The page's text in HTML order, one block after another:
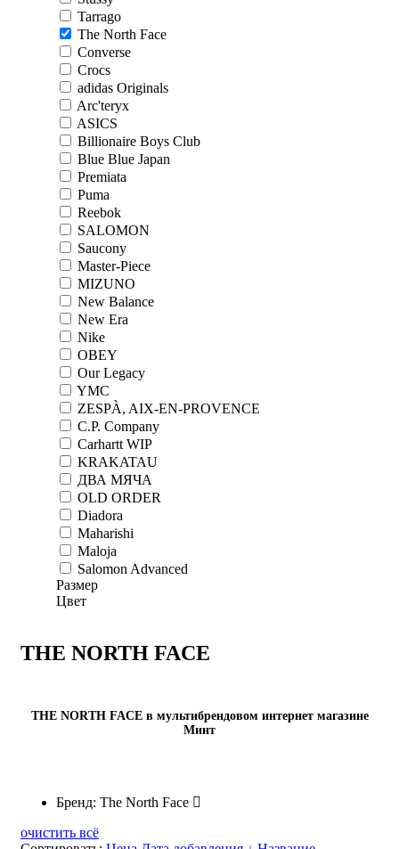
Tarrago
The North Face
Converse
Crocs
adidas Originals
Arc'teryx
ASICS
Billionaire Boys Club
Blue Blue Japan
Premiata
Puma
Reebok
SALOMON
Saucony
Master-Piece
MIZUNO
New Balance
New Era
Nike
OBEY
Our Legacy
YMC
ZESPÀ, AIX-EN-PROVENCE
C.P. Company
Carhartt WIP
KRAKATAU
ДВА МЯЧА
OLD ORDER
Diadora
Maharishi
Maloja
Salomon Advanced
Размер
Цвет
THE NORTH FACE
THE NORTH FACE в мультибрендовом интернет магазине
Минт
Бренд: The North Face
очистить всё